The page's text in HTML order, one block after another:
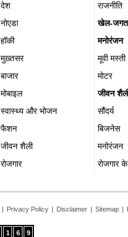
देश राजनीति
नोएडा खेल-जगत
हॉकी मनोरंजन
मुख़्तसर मूवी मस्ती
बाजार मोटर
मोबाइल जीवन
स्वास्थ्य और भोजन सौंदर्य
फैशन बिजनेस
जीवन शैली मनोरंजन
रोजगार रोजगार
| Privacy Policy | Disclaimer | Sitemap |
1 6 9